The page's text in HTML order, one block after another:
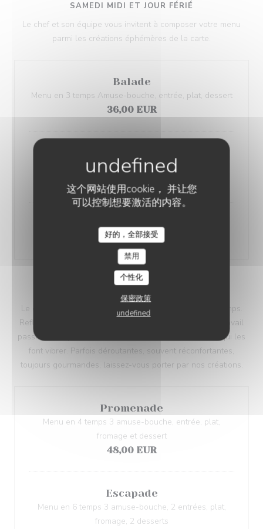
这个网站使用cookie， 并让您
可以控制想要激活的内容。
好的，全部接受
禁用
个性化
保密政策
undefined
SAMEDI MIDI ET JOUR FÉRIÉ
Le chef et son équipe vous invitent à composer votre menu
parmi les créations éphémères de la carte.
Balade
Menu en 3 temps Amuse-bouche, entrée, plat, dessert
36,00 EUR
3 verres
Création fromagère
8,00 EUR
Le chef et son équipe composent un menu en 4 ou 6 temps.
Reflet éphémère de notre territoire, de la nature et du travail
passionné et passionnant des hommes et des femmes qui les
font vibrer. Parfois déroutantes, souvent réconfortantes,
toujours gourmandes, laissez-vous porter par nos créations.
Promenade
Menu en 4 temps 3 amuse-bouche, entrée, plat,
fromage et dessert
48,00 EUR
Escapade
Menu en 6 temps 3 amuse-bouche, 2 entrées, plat,
fromage, 2 desserts